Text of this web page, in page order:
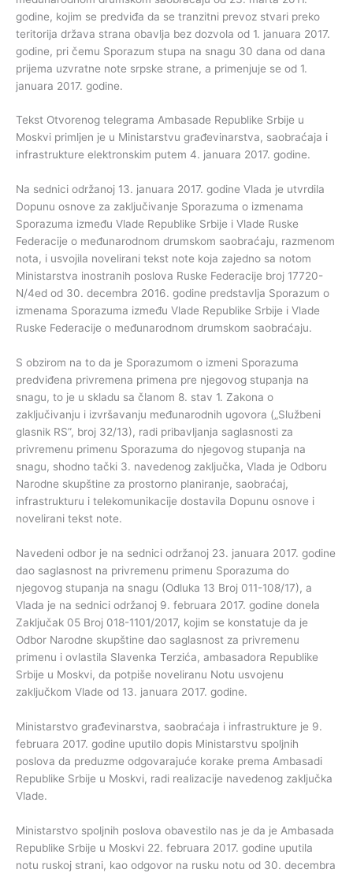
godine, kojim se predviđa da se tranzitni prevoz stvari preko
teritorija država strana obavlja bez dozvola od 1. januara 2017.
godine, pri čemu Sporazum stupa na snagu 30 dana od dana
prijema uzvratne note srpske strane, a primenjuje se od 1.
januara 2017. godine.
Tekst Otvorenog telegrama Ambasade Republike Srbije u
Moskvi primljen je u Ministarstvu građevinarstva, saobraćaja i
infrastrukture elektronskim putem 4. januara 2017. godine.
Na sednici održanoj 13. januara 2017. godine Vlada je utvrdila
Dopunu osnove za zaključivanje Sporazuma o izmenama
Sporazuma između Vlade Republike Srbije i Vlade Ruske
Federacije o međunarodnom drumskom saobraćaju, razmenom
nota, i usvojila novelirani tekst note koja zajedno sa notom
Ministarstva inostranih poslova Ruske Federacije broj 17720-
N/4ed od 30. decembra 2016. godine predstavlja Sporazum o
izmenama Sporazuma između Vlade Republike Srbije i Vlade
Ruske Federacije o međunarodnom drumskom saobraćaju.
S obzirom na to da je Sporazumom o izmeni Sporazuma
predviđena privremena primena pre njegovog stupanja na
snagu, to je u skladu sa članom 8. stav 1. Zakona o
zaključivanju i izvršavanju međunarodnih ugovora („Službeni
glasnik RS”, broj 32/13), radi pribavljanja saglasnosti za
privremenu primenu Sporazuma do njegovog stupanja na
snagu, shodno tački 3. navedenog zaključka, Vlada je Odboru
Narodne skupštine za prostorno planiranje, saobraćaj,
infrastrukturu i telekomunikacije dostavila Dopunu osnove i
novelirani tekst note.
Navedeni odbor je na sednici održanoj 23. januara 2017. godine
dao saglasnost na privremenu primenu Sporazuma do
njegovog stupanja na snagu (Odluka 13 Broj 011-108/17), a
Vlada je na sednici održanoj 9. februara 2017. godine donela
Zaključak 05 Broj 018-1101/2017, kojim se konstatuje da je
Odbor Narodne skupštine dao saglasnost za privremenu
primenu i ovlastila Slavenka Terzića, ambasadora Republike
Srbije u Moskvi, da potpiše noveliranu Notu usvojenu
zaključkom Vlade od 13. januara 2017. godine.
Ministarstvo građevinarstva, saobraćaja i infrastrukture je 9.
februara 2017. godine uputilo dopis Ministarstvu spoljnih
poslova da preduzme odgovarajuće korake prema Ambasadi
Republike Srbije u Moskvi, radi realizacije navedenog zaključka
Vlade.
Ministarstvo spoljnih poslova obavestilo nas je da je Ambasada
Republike Srbije u Moskvi 22. februara 2017. godine uputila
notu ruskoj strani, kao odgovor na rusku notu od 30. decembra